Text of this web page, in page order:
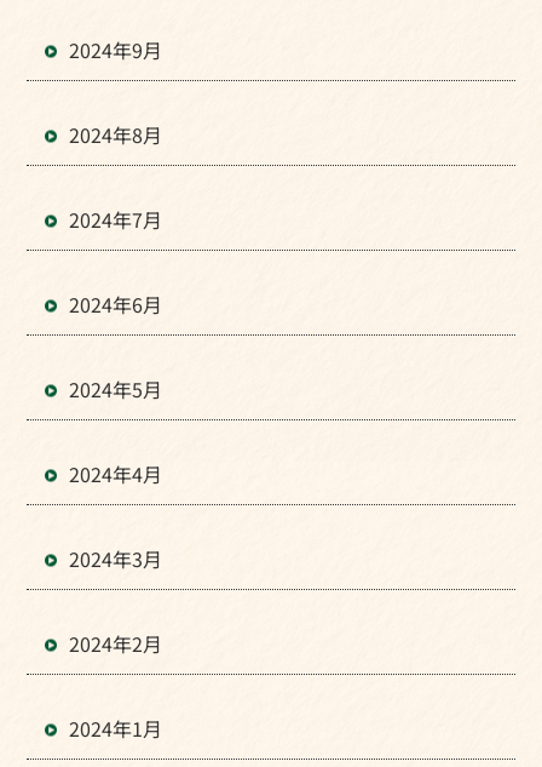
2024年9月
2024年8月
2024年7月
2024年6月
2024年5月
2024年4月
2024年3月
2024年2月
2024年1月